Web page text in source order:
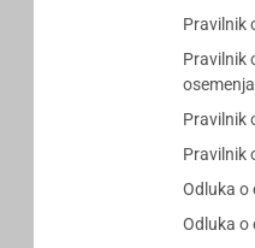
Pravilnik
Pravilnik
Pravilnik
Pravilnik
Odluka o
Odluka o